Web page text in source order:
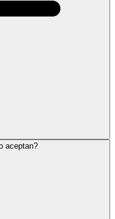
aceptan?